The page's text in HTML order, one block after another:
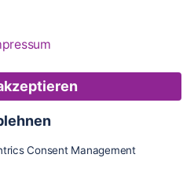
Updates Konto
Karte